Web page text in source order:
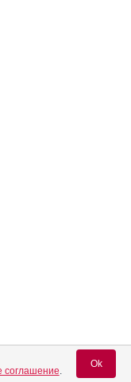
соглашение.
Ok